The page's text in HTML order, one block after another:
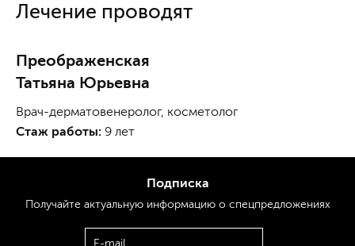
Лечение проводят
Преображенская
Татьяна Юрьевна
Врач-дерматовенеролог, косметолог
Стаж работы: 9 лет
Подписка
Получайте актуальнуюинформациюо спецпредложениях